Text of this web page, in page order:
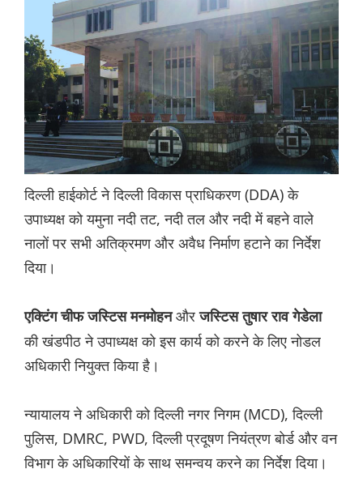
दिल्ली हाईकोर्ट ने दिल्ली विकास प्राधिकरण (DDA) के
उपाध्यक्ष को यमुना नदी तट, नदी तल और नदी में बहने वाले
नालों पर सभी अतिक्रमण और अवैध निर्माण हटाने का निर्देश
दिया।
एक्टिंग चीफ जस्टिस मनमोहनऔरजस्टिस तुषार राव गेडेला
की खंडपीठ ने उपाध्यक्ष को इस कार्य को करने के लिए नोडल
अधिकारी नियुक्त किया है।
न्यायालय ने अधिकारी को दिल्ली नगर निगम (MCD), दिल्ली
पुलिस, DMRC, PWD, दिल्ली प्रदूषण नियंत्रण बोर्ड और वन
विभाग के अधिकारियों के साथ समन्वय करने का निर्देश दिया।